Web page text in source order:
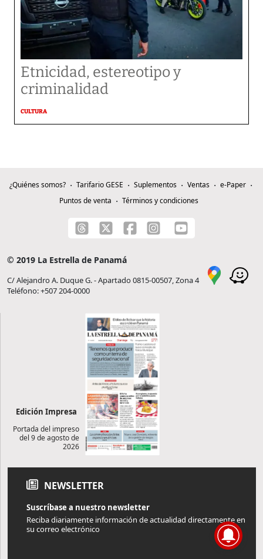
Etnicidad, estereotipo y
criminalidad
CULTURA
¿Quiénes somos? Tarifario GESE Suplementos Ventas
e-Paper
Puntos de venta
Términos y condiciones
© 2019 La Estrella de Panamá
C/ Alejandro A. Duque G. - Apartado 0815-00507, Zona 4
Teléfono: +507 204-0000
Edición Impresa
Portada del impreso
del 9 de agosto de
2026
NEWSLETTER
Suscríbase a nuestro newsletter
Reciba diariamente información de actualidad directamente en
su correo electrónico